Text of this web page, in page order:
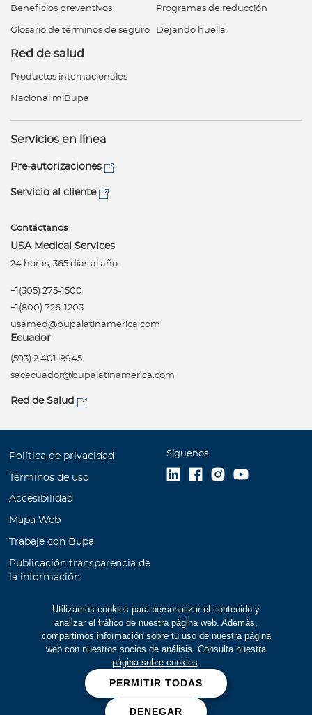
Utilizamos cookies para personalizar el contenido y
analizar el tráfico de nuestra página web. Además,
compartimos información sobre tu uso de nuestra página
web con nuestros socios de análisis. Consulta nuestra
página sobre cookies.
PERMITIR TODAS
DENEGAR
Beneficios preventivos
Glosario de términos de seguro
Programas de reducción
Dejando huella
Red de salud
Productos internacionales
Nacional miBupa
Servicios en línea
Pre-autorizaciones
Servicio al cliente
Contáctanos
USA Medical Services
24 horas, 365 días al año
+1(305) 275-1500
+1(800) 726-1203
usamed@bupalatinamerica.com
Ecuador
(593) 2 401-8945
sacecuador@bupalatinamerica.com
Red de Salud
Política de privacidad
Términos de uso
Accesibilidad
Mapa Web
Trabaje con Bupa
Publicación transparencia de
la información
Educación Financiera
Cookies
Manual de prevención de
lavado de activos
Prevención de fraudes
Síguenos